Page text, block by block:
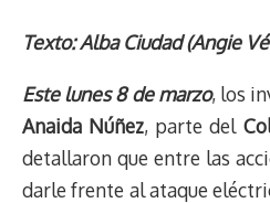
r
a
d
p
L
i
k
i
t
a
s
A
p
c
b
o
k
o
Texto: Alba Ciudad (Angie
Este lunes 8 de marzo, los
Anaida Núñez, parte del
detallaron que entre las
darle frente al ataque